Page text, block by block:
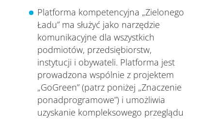
Platforma kompetencyjna „Zielonego
Ładu” ma służyć jako narzędzie
komunikacyjne dla wszystkich
podmiotów, przedsiębiorstw,
instytucji i obywateli. Platforma jest
prowadzona wspólnie z projektem
„GoGreen” (patrz poniżej „Znaczenie
ponadprogramowe”) i umożliwia
uzyskanie kompleksowego przeglądu